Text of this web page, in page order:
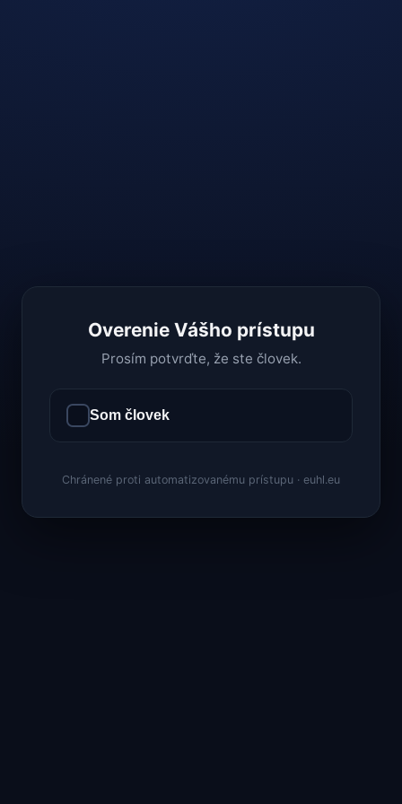
Overenie Vášho prístupu
Prosím potvrďte, že ste človek.
Som človek
Chránené proti automatizovanému prístupu · euhl.eu